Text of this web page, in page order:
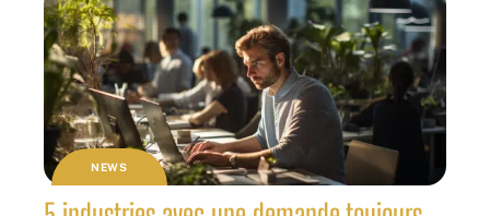
NEWS